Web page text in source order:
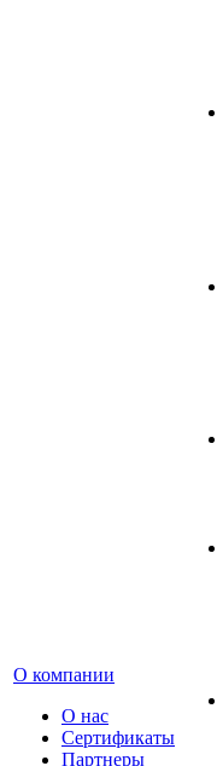
О компании
О нас
Сертификаты
Партнеры